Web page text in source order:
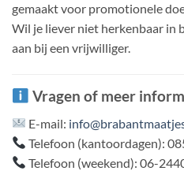
gemaakt voor promotionele
Wil je liever niet herkenbaar in
aan bij een vrijwilliger.
Vragen of meer
E-mail:
Telefoon (kantoordagen):
Telefoon (weekend): 06-